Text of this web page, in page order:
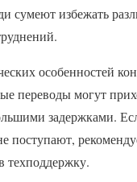
сумеют избежать
особенностей
переводы могут
задержками.
поступают,
техподдержку.